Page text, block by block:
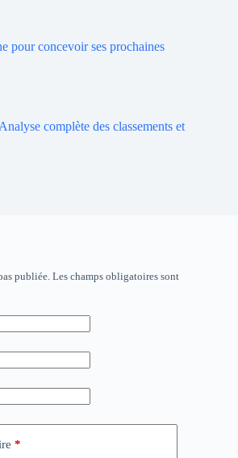
pour concevoir ses prochaines
complète des classements et
publiée. Les champs obligatoires sont
*